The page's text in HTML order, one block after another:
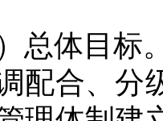
体目标。
配合、分